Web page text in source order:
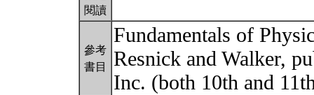
閱讀
參考
書目
Fundamentals of
Resnick and Walker,
Inc. (both 10th and